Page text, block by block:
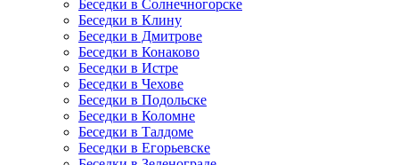
Беседки в Солнечногорске
Беседки в Клину
Беседки в Дмитрове
Беседки в Конаково
Беседки в Истре
Беседки в Чехове
Беседки в Подольске
Беседки в Коломне
Беседки в Талдоме
Беседки в Егорьевске